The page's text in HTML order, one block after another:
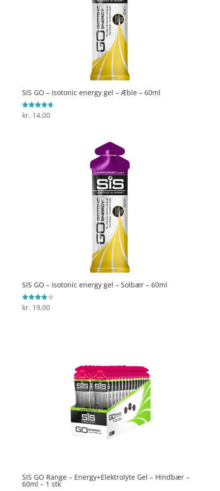
SIS GO – Isotonic energy gel – Æble – 60ml
Vurderet
4.7
kr. 14,00
SIS GO – Isotonic energy gel – Solbær – 60ml
Vurderet
4
kr. 19,00
SIS GO Range – Energy+Elektrolyte Gel – Hindbær –
60ml – 1 stk